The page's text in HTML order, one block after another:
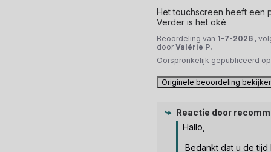
Het touchscreen heeft een
Verder is het oké
Beoordeling van 1-7-2026 ,
doorValérie P.
Oorspronkelijk gepubliceerd
Originele beoordeling
Reactie door
Hallo,